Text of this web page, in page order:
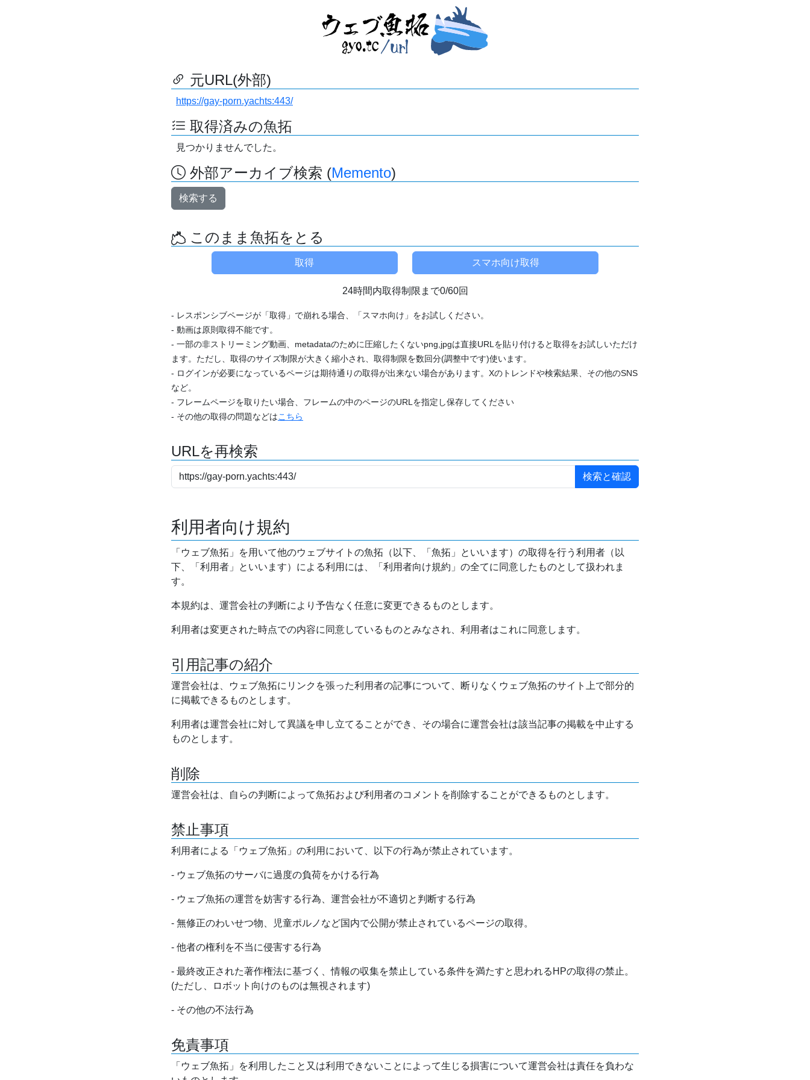
元URL(外部)
https://gay-porn.yachts:443/
取得済みの魚拓
見つかりませんでした。
外部アーカイブ検索 (Memento)
検索する
このまま魚拓をとる
24時間内取得制限まで0/60回
- レスポンシブページが「取得」で崩れる場合、「スマホ向け」をお試しください。
- 動画は原則取得不能です。
- 一部の非ストリーミング動画、metadataのために圧縮したくないpng,jpgは直接URLを貼り付けると取得をお試しいただけ
ます。ただし、取得のサイズ制限が大きく縮小され、取得制限を数回分(調整中です)使います。
- ログインが必要になっているページは期待通りの取得が出来ない場合があります。Xのトレンドや検索結果、その他のSNS
など。
- フレームページを取りたい場合、フレームの中のページのURLを指定し保存してください
- その他の取得の問題などはこちら
URLを再検索
利用者向け規約
「ウェブ魚拓」を用いて他のウェブサイトの魚拓（以下、「魚拓」といいます）の取得を行う利用者（以
下、「利用者」といいます）による利用には、「利用者向け規約」の全てに同意したものとして扱われま
す。
本規約は、運営会社の判断により予告なく任意に変更できるものとします。
利用者は変更された時点での内容に同意しているものとみなされ、利用者はこれに同意します。
引用記事の紹介
運営会社は、ウェブ魚拓にリンクを張った利用者の記事について、断りなくウェブ魚拓のサイト上で部分的
に掲載できるものとします。
利用者は運営会社に対して異議を申し立てることができ、その場合に運営会社は該当記事の掲載を中止する
ものとします。
削除
運営会社は、自らの判断によって魚拓および利用者のコメントを削除することができるものとします。
禁止事項
利用者による「ウェブ魚拓」の利用において、以下の行為が禁止されています。
- ウェブ魚拓のサーバに過度の負荷をかける行為
- ウェブ魚拓の運営を妨害する行為、運営会社が不適切と判断する行為
- 無修正のわいせつ物、児童ポルノなど国内で公開が禁止されているページの取得。
- 他者の権利を不当に侵害する行為
- 最終改正された著作権法に基づく、情報の収集を禁止している条件を満たすと思われるHPの取得の禁止。
(ただし、ロボット向けのものは無視されます)
- その他の不法行為
免責事項
「ウェブ魚拓」を利用したこと又は利用できないことによって生じる損害について運営会社は責任を負わな